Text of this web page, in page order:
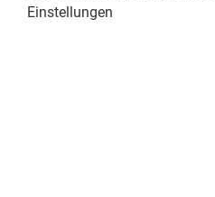
Einstellungen